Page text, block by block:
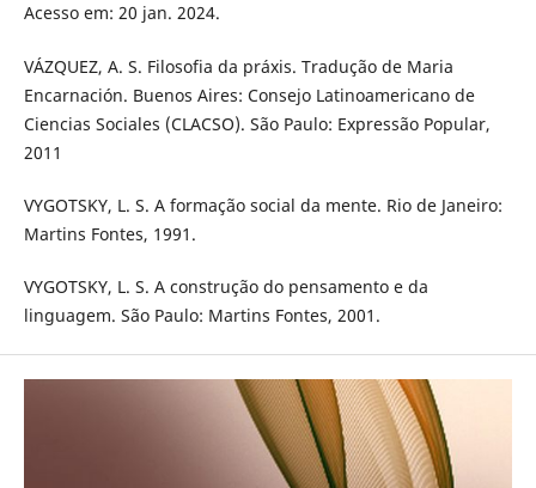
Acesso em: 20 jan. 2024.
VÁZQUEZ, A. S. Filosofia da práxis. Tradução de Maria
Encarnación. Buenos Aires: Consejo Latinoamericano de
Ciencias Sociales (CLACSO). São Paulo: Expressão Popular,
2011
VYGOTSKY, L. S. A formação social da mente. Rio de Janeiro:
Martins Fontes, 1991.
VYGOTSKY, L. S. A construção do pensamento e da
linguagem. São Paulo: Martins Fontes, 2001.